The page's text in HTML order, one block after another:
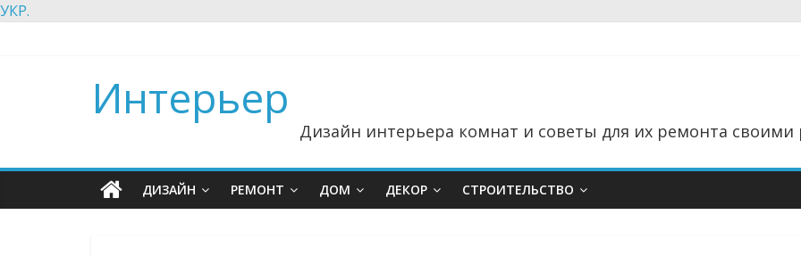
УКР.
Интерьер
Дизайн интерьера комнат и советы для их ремонта
ДИЗАЙН РЕМОНТ ДОМ ДЕКОР СТРОИТЕЛЬСТВО